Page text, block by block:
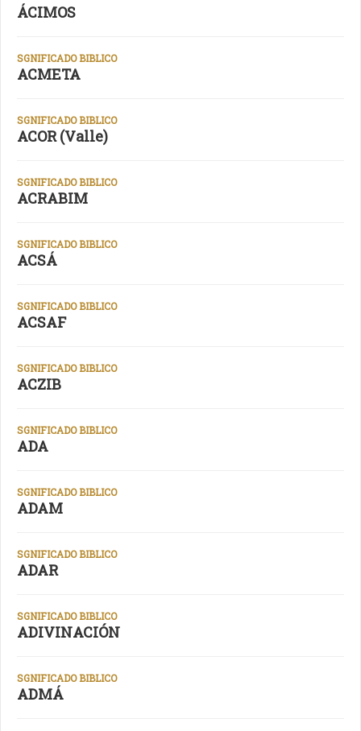
ÁCIMOS
SGNIFICADO BIBLICO
ACMETA
SGNIFICADO BIBLICO
ACOR (Valle)
SGNIFICADO BIBLICO
ACRABIM
SGNIFICADO BIBLICO
ACSÁ
SGNIFICADO BIBLICO
ACSAF
SGNIFICADO BIBLICO
ACZIB
SGNIFICADO BIBLICO
ADA
SGNIFICADO BIBLICO
ADAM
SGNIFICADO BIBLICO
ADAR
SGNIFICADO BIBLICO
ADIVINACIÓN
SGNIFICADO BIBLICO
ADMÁ